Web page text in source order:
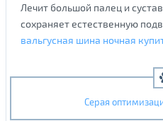
Лечит большой палец и
сохраняет естественную
вальгусная шина ночная
Серая